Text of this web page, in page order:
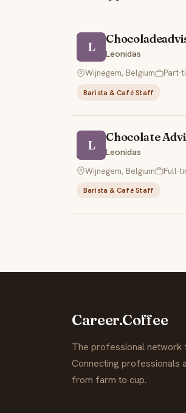
L
Leonidas
Wijnegem, Belgium
Part-
Barista & Café Staff
L
Chocolate
Leonidas
Wijnegem, Belgium
Full-
Barista & Café Staff
Career.Coffee
The professional
Connecting professionals
from farm to cup.